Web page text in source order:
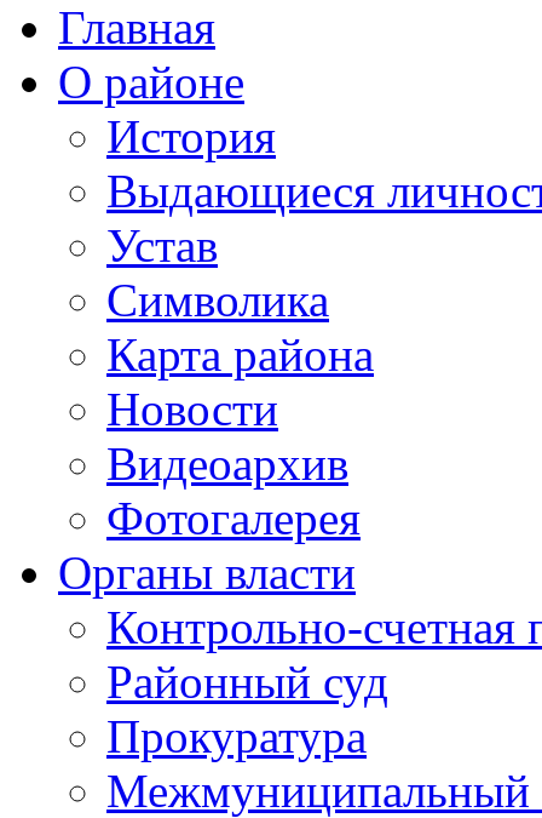
Главная
О районе
История
Выдающиеся
Устав
Символика
Карта района
Новости
Видеоархив
Фотогалерея
Органы власти
Контрольно-счетная
Районный суд
Прокуратура
Межмуниципальный